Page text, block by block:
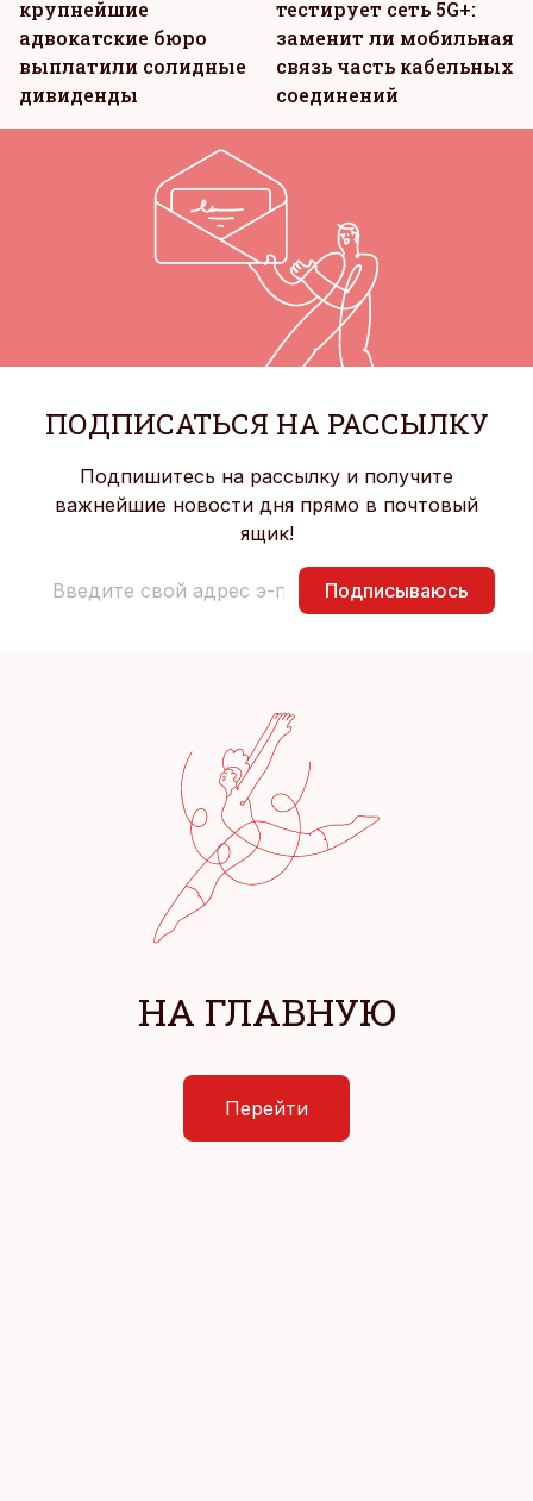
крупнейшие
адвокатские бюро
выплатили солидные
дивиденды
тестирует сеть 5G+:
заменит ли мобильная
связь часть кабельных
соединений
ПОДПИСАТЬСЯ НА РАССЫЛКУ
Подпишитесь на рассылку и получите
важнейшие новости дня прямо в почтовый
ящик!
Подписываюсь
НА ГЛАВНУЮ
Перейти